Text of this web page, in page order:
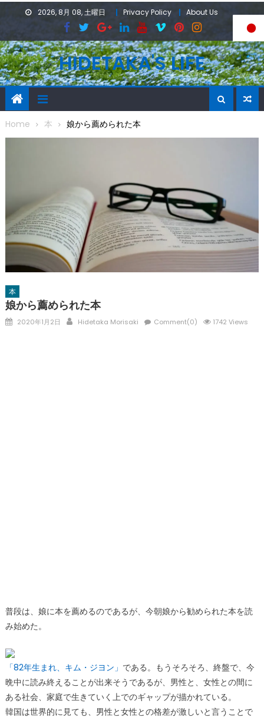
2026, 8月 08, 土曜日 Privacy Policy About Us
HIDETAKA'S LIFE
Home 本 娘から薦められた本
本
娘から薦められた本
Posted
2020年1月2日 Author
Hidetaka Morisaki Comment(0) 1742 Views
普段は、娘に本を薦めるのであるが、今朝娘から勧められた本を読
み始めた。
「82年生まれ、キム・ジヨン」 である。もうそろそろ、終盤で、今
晩中に読み終えることが出来そうであるが、男性と、女性との間に
ある社会、家庭で生きていく上でのギャップが描かれている。
韓国は世界的に見ても、男性と女性との格差が激しいと言うことで